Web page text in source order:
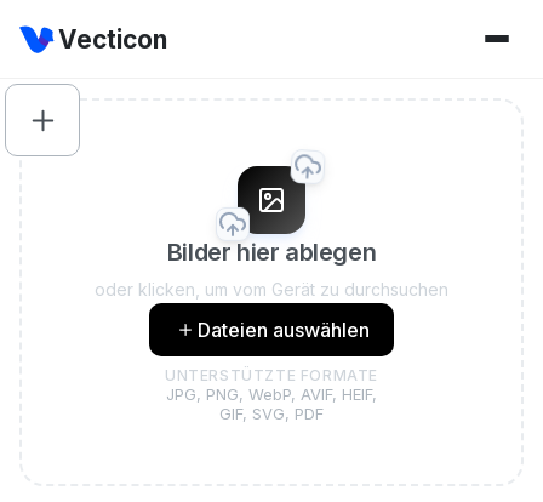
Vecticon
Bilder hier ablegen
oder klicken, um vom Gerät zu durchsuchen
Dateien auswählen
UNTERSTÜTZTE FORMATE
JPG, PNG, WebP, AVIF, HEIF,
GIF, SVG, PDF